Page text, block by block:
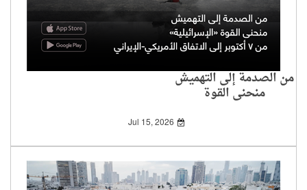
من الصدمة إلى التهميش
منحنى القوة
Jul 15, 2026